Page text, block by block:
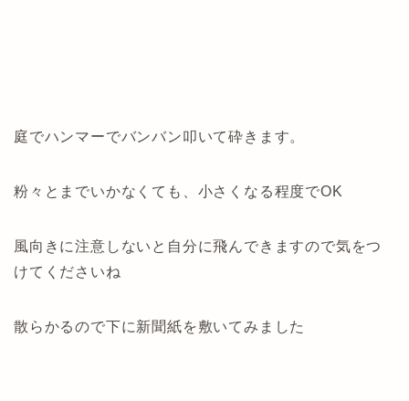
庭でハンマーでバンバン叩いて砕きます。
粉々とまでいかなくても、小さくなる程度でOK
風向きに注意しないと自分に飛んできますので気をつ
けてくださいね
散らかるので下に新聞紙を敷いてみました